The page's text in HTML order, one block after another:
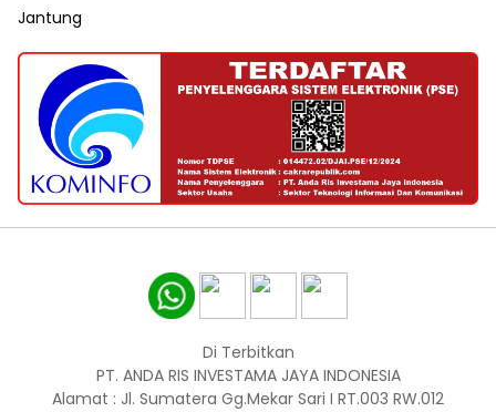
Jantung
Di Terbitkan
PT. ANDA RIS INVESTAMA JAYA INDONESIA
Alamat : Jl. Sumatera Gg.Mekar Sari I RT.003 RW.012